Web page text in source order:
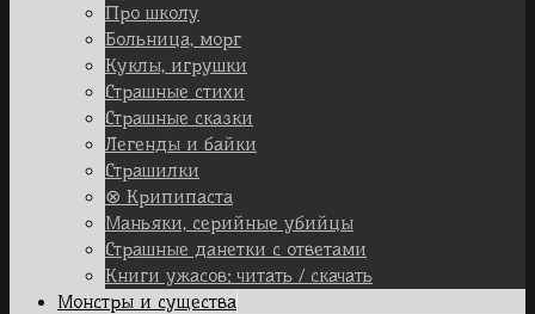
Про школу
Больница, морг
Куклы, игрушки
Страшные стихи
Страшные сказки
Легенды и байки
Страшилки
⊗ Крипипаста
Маньяки, серийные убийцы
Страшные данетки с ответами
Книги ужасов: читать / скачать
Монстры и существа